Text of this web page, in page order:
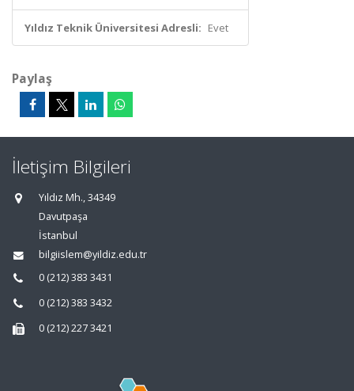
Yıldız Teknik Üniversitesi Adresli: Evet
Paylaş
İletişim Bilgileri
Yıldız Mh., 34349
Davutpaşa
İstanbul
bilgiislem@yildiz.edu.tr
0 (212) 383 3431
0 (212) 383 3432
0 (212) 227 3421